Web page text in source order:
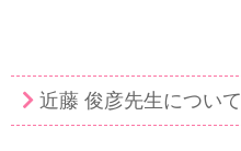
近藤 俊彦先生について